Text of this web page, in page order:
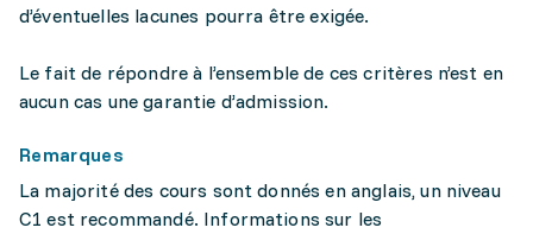
d’éventuelles lacunes pourra être exigée.
Le fait de répondre à l’ensemble de ces critères n’est en
aucun cas une garantie d’admission.
Remarques
La majorité des cours sont donnés en anglais, un niveau
C1 est recommandé. Informations sur les